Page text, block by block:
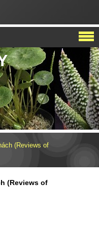
(Reviews of
(Reviews of